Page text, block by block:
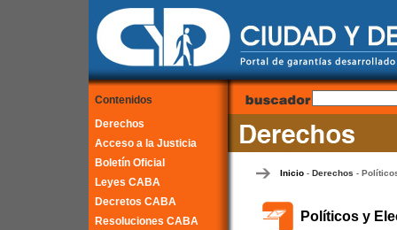
Contenidos
Derechos
Acceso a la Justicia
Boletín Oficial
Leyes CABA
Decretos CABA
Resoluciones CABA
Inicio- Derechos -
Políticos y